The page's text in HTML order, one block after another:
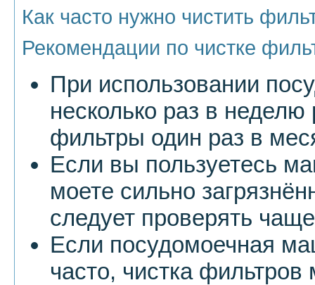
Как часто нужно чистить
Рекомендации по чистке
При использовании
несколько раз в неделю
фильтры один раз в
Если вы пользуетесь
моете сильно
следует проверять
Если посудомоечная
часто, чистка